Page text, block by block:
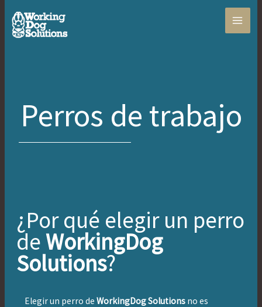
contenido
Perros de trabajo
¿Por qué elegir un perro
deWorkingDog
Solutions?
Elegir un perro deWorkingDog Solutions no es